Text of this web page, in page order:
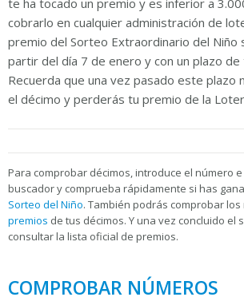
te ha tocado un premio y es inferior a
cobrarlo en cualquier administración de
premio del Sorteo Extraordinario del Niño
partir del día 7 de enero y con un plazo
Recuerda que una vez pasado este plazo
el décimo y perderás tu premio de la
Para comprobar décimos, introduce el número
buscador y comprueba rápidamente si has
Sorteo del Niño. También podrás comprobar
premios de tus décimos. Y una vez concluido el
consultar la lista oficial de premios.
COMPROBAR NÚMEROS